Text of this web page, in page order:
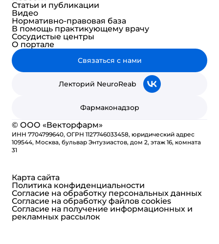
Статьи и публикации
Видео
Нормативно-правовая база
В помощь практикующему врачу
Сосудистые центры
О портале
Связаться с нами
Лекторий NeuroReab
Фармаконадзор
© ООО «Векторфарм»
ИНН 7704799640, ОГРН 1127746033458, юридический адрес
109544, Москва, бульвар Энтузиастов, дом 2, этаж 16, комната
31
Карта сайта
Политика конфиденциальности
Согласие на обработку персональных данных
Согласие на обработку файлов cookies
Согласие на получение информационных и
рекламных рассылок